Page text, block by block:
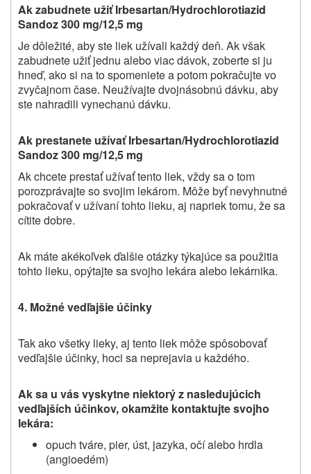
Ak zabudnete užiť Irbesartan/Hydrochlorotiazid
Sandoz 300 mg/12,5 mg
Je dôležité, aby ste liek užívali každý deň. Ak však
zabudnete užiť jednu alebo viac dávok, zoberte si ju
hneď, ako si na to spomeniete a potom pokračujte vo
zvyčajnom čase. Neužívajte dvojnásobnú dávku, aby
ste nahradili vynechanú dávku.
Ak prestanete užívať Irbesartan/Hydrochlorotiazid
Sandoz 300 mg/12,5 mg
Ak chcete prestať užívať tento liek, vždy sa o tom
porozprávajte so svojim lekárom. Môže byť nevyhnutné
pokračovať v užívaní tohto lieku, aj napriek tomu, že sa
cítite dobre.
Ak máte akékoľvek ďalšie otázky týkajúce sa použitia
tohto lieku, opýtajte sa svojho lekára alebo lekárnika.
4. Možné vedľajšie účinky
Tak ako všetky lieky, aj tento liek môže spôsobovať
vedľajšie účinky, hoci sa neprejavia u každého.
Ak sa u vás vyskytne niektorý z nasledujúcich
vedľajších účinkov, okamžite kontaktujte svojho
lekára:
opuch tváre, pier, úst, jazyka, očí alebo hrdla
(angioedém)